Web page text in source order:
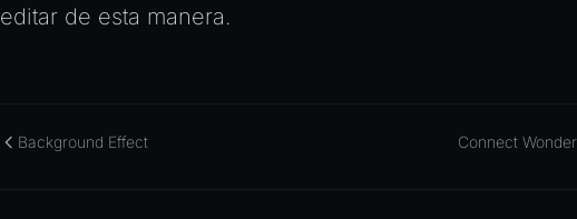
editar de esta manera.
Background Effect Connect